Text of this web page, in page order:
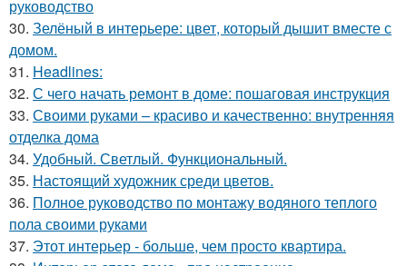
руководство
30. Зелёный в интерьере: цвет, который дышит вместе с
домом.
31. Headlines:
32. С чего начать ремонт в доме: пошаговая инструкция
33. Своими руками – красиво и качественно: внутренняя
отделка дома
34. Удобный. Светлый. Функциональный.
35. Настоящий художник среди цветов.
36. Полное руководство по монтажу водяного теплого
пола своими руками
37. Этот интерьер - больше, чем просто квартира.